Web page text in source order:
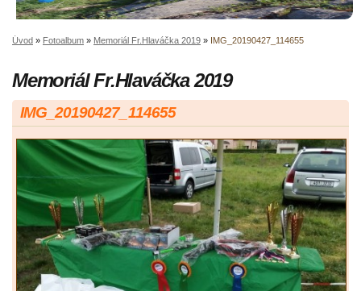
Úvod » Fotoalbum » Memoriál Fr.Hlaváčka 2019 » IMG_20190427_114655
Memoriál Fr.Hlaváčka 2019
IMG_20190427_114655